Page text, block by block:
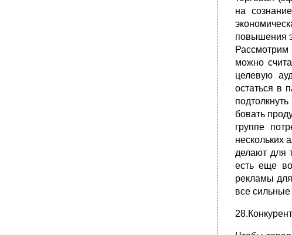
на
повышения
можно
целевую
остаться в
бовать
группе
нескольких
делают для
есть еще
рекламы
все